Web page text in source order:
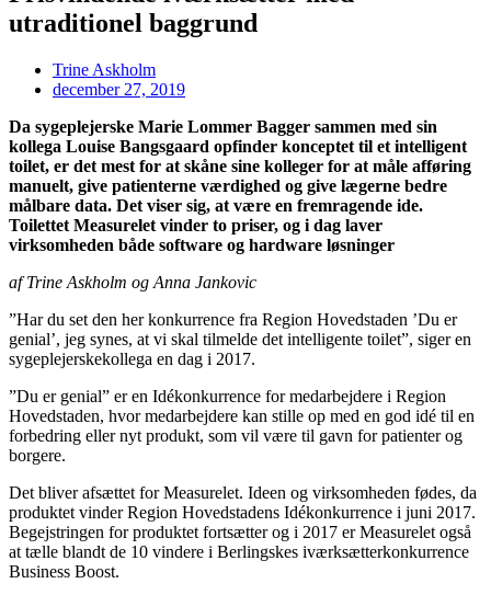
utraditionel baggrund
Trine Askholm
december 27, 2019
Da sygeplejerske Marie Lommer Bagger sammen med sin
kollega Louise Bangsgaard opfinder konceptet til et intelligent
toilet, er det mest for at skåne sine kolleger for at måle afføring
manuelt, give patienterne værdighed og give lægerne bedre
målbare data. Det viser sig, at være en fremragende ide.
Toilettet Measurelet vinder to priser, og i dag laver
virksomheden både software og hardware løsninger
af Trine Askholm og Anna Jankovic
”Har du set den her konkurrence fra Region Hovedstaden ’Du er
genial’, jeg synes, at vi skal tilmelde det intelligente toilet”, siger en
sygeplejerskekollega en dag i 2017.
”Du er genial” er en Idékonkurrence for medarbejdere i Region
Hovedstaden, hvor medarbejdere kan stille op med en god idé til en
forbedring eller nyt produkt, som vil være til gavn for patienter og
borgere.
Det bliver afsættet for Measurelet. Ideen og virksomheden fødes, da
produktet vinder Region Hovedstadens Idékonkurrence i juni 2017.
Begejstringen for produktet fortsætter og i 2017 er Measurelet også
at tælle blandt de 10 vindere i Berlingskes iværksætterkonkurrence
Business Boost.